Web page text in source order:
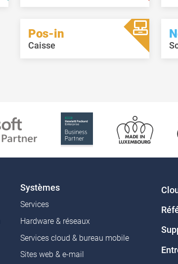
Pos-in
Caisse
Systèmes
Services
Hardware & réseaux
Services cloud & bureau mobile
Sites web & e-mail